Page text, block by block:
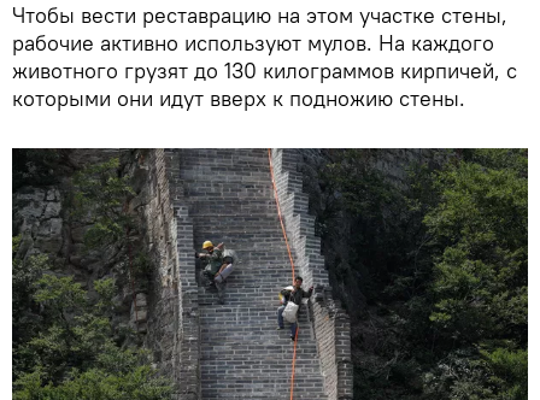
Чтобы вести реставрацию на этом участке стены,
рабочие активно используют мулов. На каждого
животного грузят до 130 килограммов кирпичей, с
которыми они идут вверх к подножию стены.